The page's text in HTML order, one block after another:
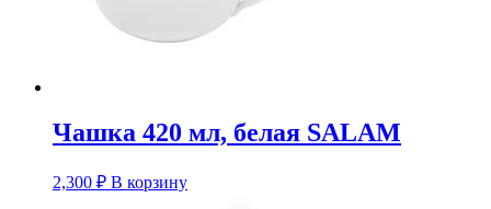
Чашка 420 мл, белая SALAM
2,300 ₽ В корзину